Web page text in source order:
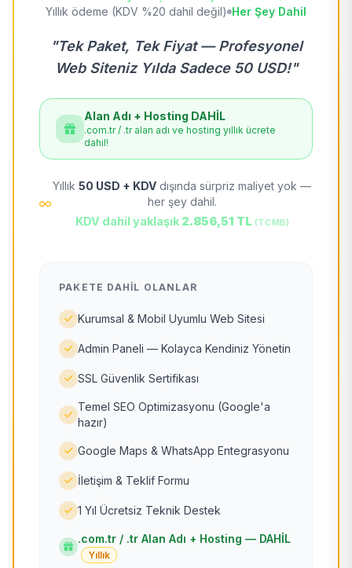
Yıllık ödeme (KDV %20 dahil değil) Her Şey Dahil
"Tek Paket, Tek Fiyat — Profesyonel
Web Siteniz Yılda Sadece 50 USD!"
Alan Adı + Hosting DAHİL
.com.tr / .tr alan adı ve hosting yıllık ücrete
dahil!
Yıllık 50 USD + KDV dışında sürpriz maliyet yok —
her şey dahil.
KDV dahil yaklaşık 2.856,51 TL (TCMB)
PAKETE DAHIL OLANLAR
Kurumsal & Mobil Uyumlu Web Sitesi
Admin Paneli — Kolayca Kendiniz Yönetin
SSL Güvenlik Sertifikası
Temel SEO Optimizasyonu (Google'a
hazır)
Google Maps & WhatsApp Entegrasyonu
İletişim & Teklif Formu
1 Yıl Ücretsiz Teknik Destek
.com.tr / .tr Alan Adı + Hosting — DAHİL
Yıllık